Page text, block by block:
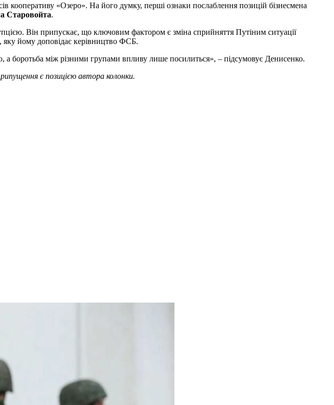
кооперативу «Озеро». На його думку, перші ознаки послаблення позицій бізнесмена
Старовойта.
Він припускає, що ключовим фактором є зміна сприйняття Путіним ситуації
яку йому доповідає керівництво ФСБ.
а боротьба між різними групами впливу лише посилиться», – підсумовує Денисенко.
є позицією автора колонки.